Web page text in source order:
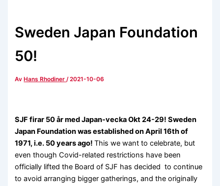
Sweden Japan Foundation
50!
Av Hans Rhodiner/2021-10-06
SJF firar 50 år med Japan-vecka Okt 24-29! Sweden
Japan Foundation was established on April 16th of
1971, i.e. 50 years ago!This we want to celebrate, but
even though Covid-related restrictions have been
officially lifted the Board of SJF has decided to continue
to avoid arranging bigger gatherings, and the originally